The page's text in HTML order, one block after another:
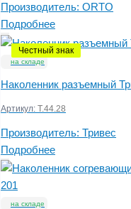
Производитель: ORTO
Подробнее
Честный знак
на складе
Наколенник разъемный
Артикул: Т.44.28
Производитель: Тривес
Подробнее
на складе